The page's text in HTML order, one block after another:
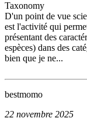
Taxonomy
D'un point de vue
est l'activité qui
présentant des
espèces) dans des
bien que je ne...
bestmomo
22 novembre 2025